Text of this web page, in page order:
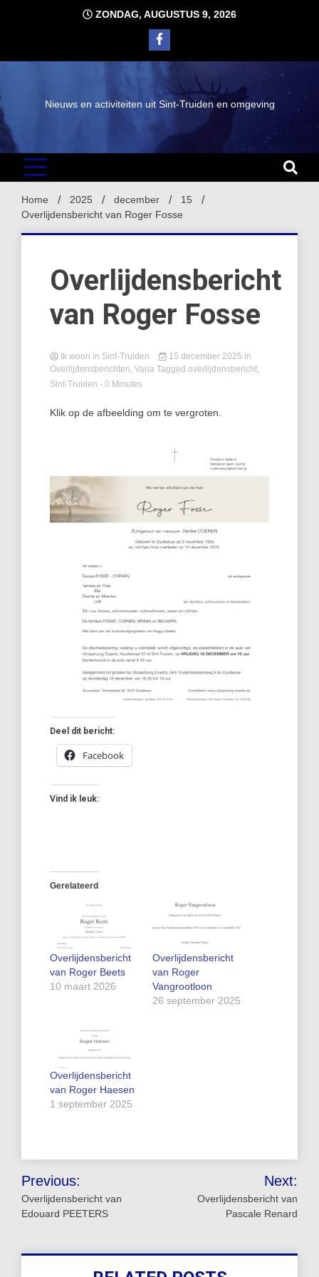
ZONDAG, AUGUSTUS 9, 2026
Nieuws en activiteiten uit Sint-Truiden en omgeving
Home 2025 december
15
Overlijdensbericht van Roger Fosse
Overlijdensbericht
van Roger Fosse
Ik woon in Sint-Truiden 15 december 2025 in
Overlijdensberichten, Varia Tagged overlijdensbericht,
Sint-Truiden - 0 Minutes
Klik op de afbeelding om te vergroten.
Deel dit bericht:
Facebook
Vind ik leuk:
Gerelateerd
Overlijdensbericht
van Roger Beets
10 maart 2026
Overlijdensbericht
van Roger
Vangrootloon
26 september 2025
Overlijdensbericht
van Roger Haesen
1 september 2025
Bericht
navigatie
Previous:
Overlijdensbericht van
Edouard PEETERS
Next:
Overlijdensbericht van
Pascale Renard